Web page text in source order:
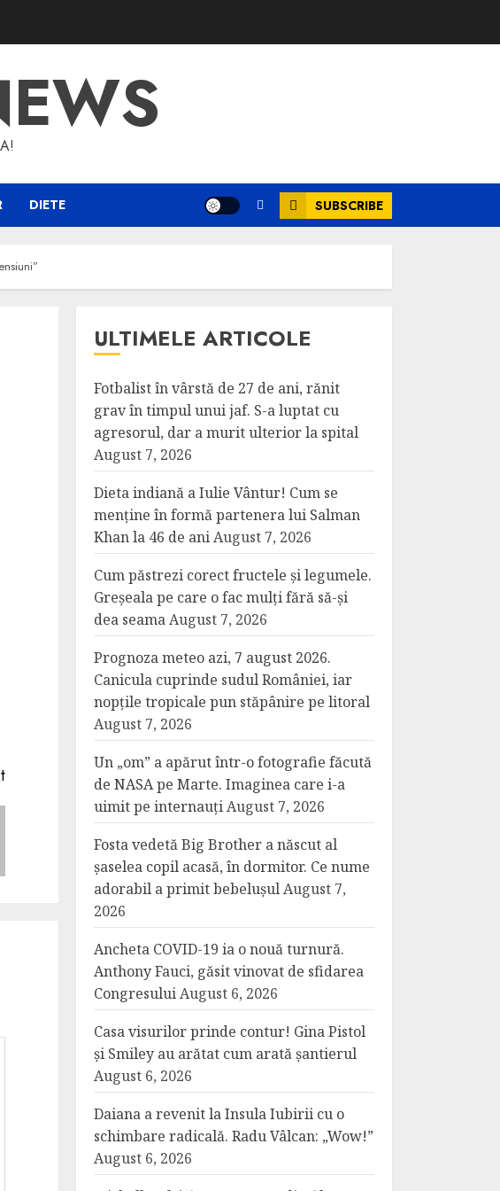
DIETE SUBSCRIBE
ULTIMELE ARTICOLE
Fotbalist în vârstă de 27 de ani, rănit
grav în timpul unui jaf. S-a luptat cu
agresorul, dar a murit ulterior la spital
August 7, 2026
Dieta indiană a Iulie Vântur! Cum se
menține în formă partenera lui Salman
Khan la 46 de aniAugust 7, 2026
Cum păstrezi corect fructele și legumele.
Greșeala pe care o fac mulți fără să-și
dea seamaAugust 7, 2026
Prognoza meteo azi, 7 august 2026.
Canicula cuprinde sudul României, iar
nopțile tropicale pun stăpânire pe litoral
August 7, 2026
Un „om” a apărut într-o fotografie făcută
de NASA pe Marte. Imaginea care i-a
uimit pe internauțiAugust 7, 2026
Fosta vedetă Big Brother a născut al
șaselea copil acasă, în dormitor. Ce nume
adorabil a primit bebelușulAugust 7,
2026
Ancheta COVID-19 ia o nouă turnură.
Anthony Fauci, găsit vinovat de sfidarea
CongresuluiAugust 6, 2026
Casa visurilor prinde contur! Gina Pistol
și Smiley au arătat cum arată șantierul
August 6, 2026
Daiana a revenit la Insula Iubirii cu o
schimbare radicală. Radu Vâlcan: „Wow!”
August 6, 2026